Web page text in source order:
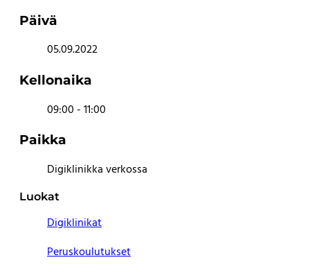
Päivä
05.09.2022
Kellonaika
09:00 - 11:00
Paikka
Digiklinikka verkossa
Luokat
Digiklinikat
Peruskoulutukset